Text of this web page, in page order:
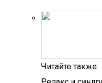
Читайте также: